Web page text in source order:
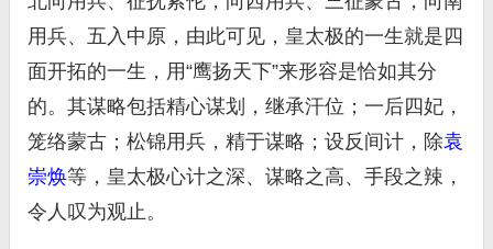
用兵、五入中原，由此可见，皇太极的一生就是四
面开拓的一生，用“鹰扬天下”来形容是恰如其分
的。其谋略包括精心谋划，继承汗位；一后四妃，
笼络蒙古；松锦用兵，精于谋略；设反间计，除袁
崇焕等，皇太极心计之深、谋略之高、手段之辣，
令人叹为观止。